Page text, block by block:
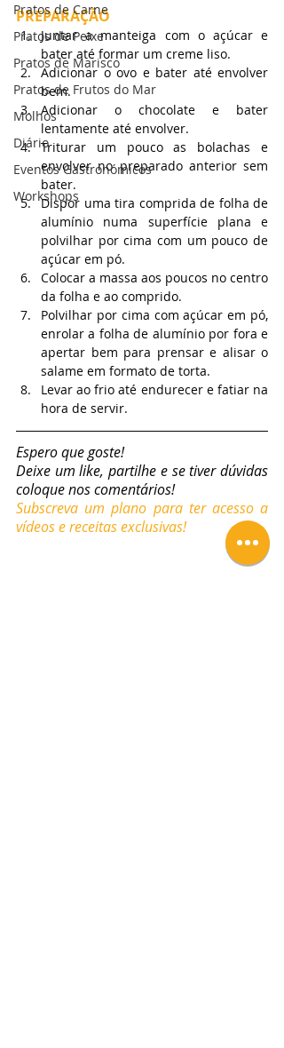
Pratos de Carne
Pratos de Peixe
Pratos de Marisco
Pratos de Frutos do Mar
Molhos
Diário
Eventos Gastronómicos
Workshops
PREPARAÇÃO
Juntar a manteiga com o açúcar e
bater até formar um creme liso.
Adicionar o ovo e bater até envolver
bem.
Adicionar o chocolate e bater
lentamente até envolver.
Triturar um pouco as bolachas e
envolver no preparado anterior sem
bater.
Dispor uma tira comprida de folha de
alumínio numa superfície plana e
polvilhar por cima com um pouco de
açúcar em pó.
Colocar a massa aos poucos no centro
da folha e ao comprido.
Polvilhar por cima com açúcar em pó,
enrolar a folha de alumínio por fora e
apertar bem para prensar e alisar o
salame em formato de torta.
Levar ao frio até endurecer e fatiar na
hora de servir.
Espero que goste!
Deixe um like, partilhe e se tiver dúvidas
coloque nos comentários!
Subscreva um plano para ter acesso a
vídeos e receitas exclusivas!